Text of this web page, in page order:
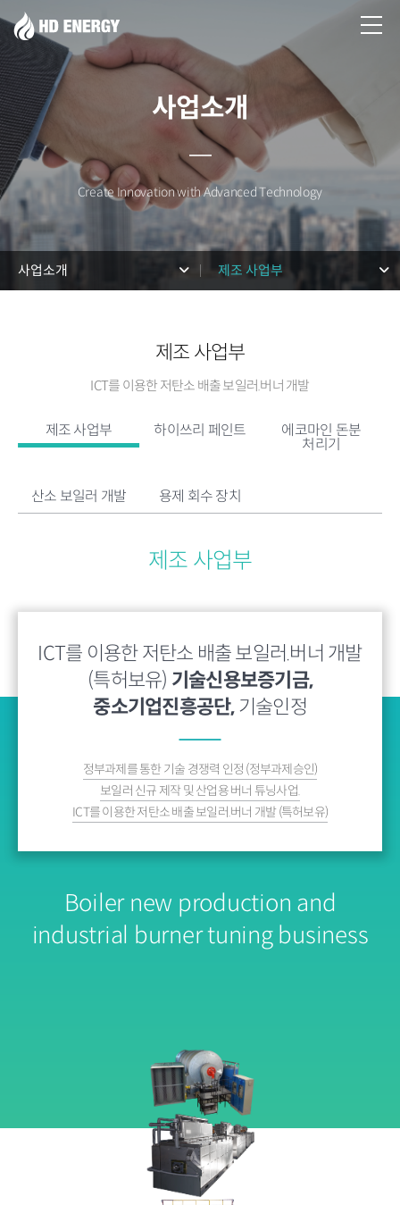
사업소개
Create Innovation with Advanced Technology
사업소개 제조 사업부
제조 사업부
ICT를 이용한 저탄소 배출 보일러.버너 개발
제조 사업부 하이쓰리 페인트 에코마인 돈분
처리기
산소 보일러 개발 용제 회수 장치
제조 사업부
ICT를 이용한 저탄소 배출 보일러.버너 개발
(특허보유) 기술신용보증기금,
중소기업진흥공단,기술인정
정부과제를 통한 기술 경쟁력 인정 (정부과제승인)
보일러 신규 제작 및 산업용 버너 튜닝사업.
ICT를 이용한 저탄소 배출 보일러.버너 개발 (특허보유)
Boiler new production and
industrial burner tuning business